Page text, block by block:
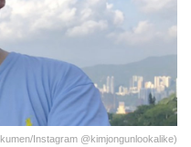
Instagram @kimjongunlookalike)